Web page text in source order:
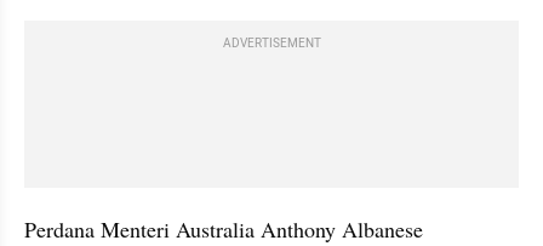
ADVERTISEMENT
Perdana Menteri Australia Anthony Albanese